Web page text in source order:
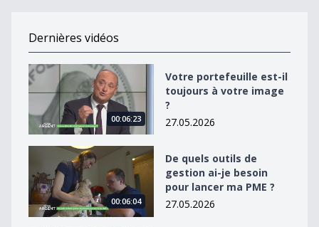
Dernières vidéos
Votre portefeuille est-il toujours à votre image ?
00:06:23
Votre portefeuille est-il
toujours à votre image
?
27.05.2026
De quels outils de gestion ai-je besoin pour lancer ma
00:06:04
De quels outils de
gestion ai-je besoin
pour lancer ma PME ?
27.05.2026